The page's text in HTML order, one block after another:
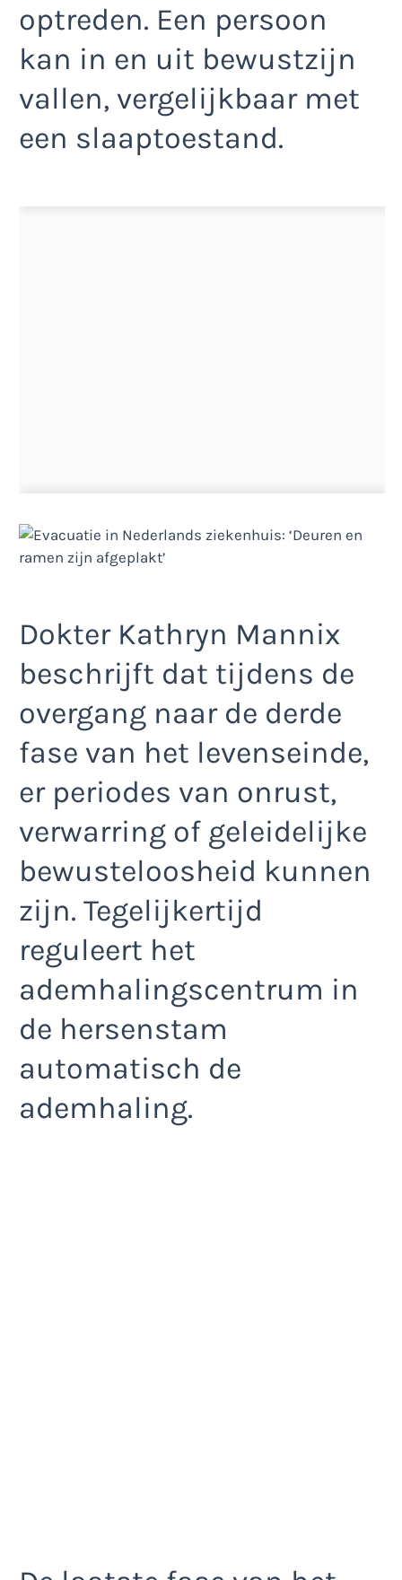
optreden. Een persoon
kan in en uit bewustzijn
vallen, vergelijkbaar met
een slaaptoestand.
Dokter Kathryn Mannix
beschrijft dat tijdens de
overgang naar de derde
fase van het levenseinde,
er periodes van onrust,
verwarring of geleidelijke
bewusteloosheid kunnen
zijn. Tegelijkertijd
reguleert het
ademhalingscentrum in
de hersenstam
automatisch de
ademhaling.